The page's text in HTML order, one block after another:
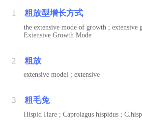
1 粗放型增长方式
the extensive mode of growth ; extensive
Extensive Growth Mode
2 粗放
extensive model ; extensive
3 粗毛兔
Hispid Hare ; Caprolagus hispidus ;